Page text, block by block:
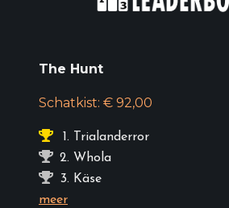
The Hunt
Schatkist: € 92,00
1. Trialanderror
2. Whola
3. Käse
meer